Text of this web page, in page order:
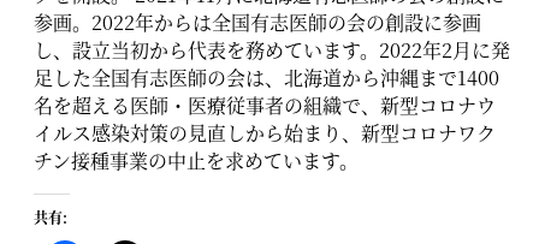
参画。2022年からは全国有志医師の会の創設に参画
し、設立当初から代表を務めています。2022年2月に発
足した全国有志医師の会は、北海道から沖縄まで1400
名を超える医師・医療従事者の組織で、新型コロナウ
イルス感染対策の見直しから始まり、新型コロナワク
チン接種事業の中止を求めています。
共有: